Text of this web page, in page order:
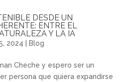
DESDE UN
ENTRE EL
Y LA IA
2024 Blog
Cheche y espero ser un
persona que quiera expandirse